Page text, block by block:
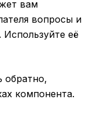
вам
вопросы и
Используйте её
обратно,
компонента.